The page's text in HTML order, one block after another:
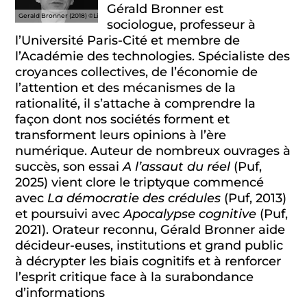
Gerald Bronner (2018) ©Libraire MollatGérald Bronner est
sociologue, professeur à
l’Université Paris-Cité et membre de
l’Académie des technologies. Spécialiste des
croyances collectives, de l’économie de
l’attention et des mécanismes de la
rationalité, il s’attache à comprendre la
façon dont nos sociétés forment et
transforment leurs opinions à l’ère
numérique. Auteur de nombreux ouvrages à
succès, son essaiA l’assaut du réel (Puf,
2025) vient clore le triptyque commencé
avec La démocratie des crédules (Puf, 2013)
et poursuivi avecApocalypse cognitive (Puf,
2021). Orateur reconnu, Gérald Bronner aide
décideur-euses, institutions et grand public
à décrypter les biais cognitifs et à renforcer
l’esprit critique face à la surabondance
d’informations